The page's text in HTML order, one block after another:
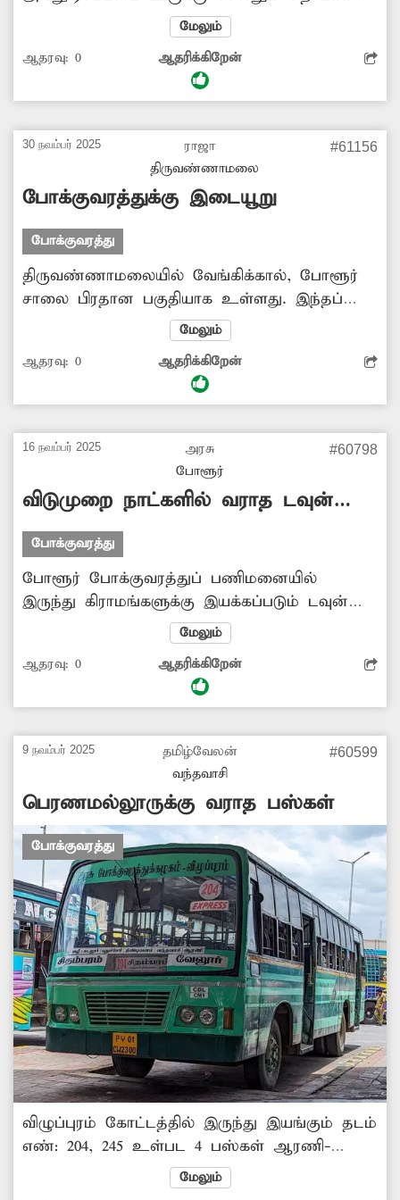
இடத்திலேயே ஆட்டோக்களை நிறுத்தி
பயணிகளை ஏற்றி இறக்குகின்றனர். இதனால்
விபத்துகள் ஏற்படுகின்றன. விபத்துகளை
தவிர்க்க ஆட்டோக்களை சிறிது தூரம் முன்னே
நடவடிக்கை எடுக்க வேண்டும். -டி.செல்வமணி,
மேலும்
ஆதரவு: 0 ஆதரிக்கிறேன்
30 நவம்பர் 2025
ராஜா
திருவண்ணாமலை
#61156
போக்குவரத்துக்கு இடையூறு
போக்குவரத்து
திருவண்ணாமலையில் வேங்கிக்கால், போளூர்
சாலை பிரதான பகுதியாக உள்ளது. இந்தப்
பகுதி காலை முதல் இரவு வரை அனைத்து
நேரத்திலும் போக்குவரத்து நிறைந்து
காணப்படும். ஓட்டல்கள், மளிகைக் கடைகள்
போன்றவற்றுக்கு மோட்டார் சைக்கிளில் வரும்
சாலையோரம் போக்குவரத்துக்கு இடையூறாக
நிறுத்திவிட்டு செல்கின்றனர். இதனால் விபத்து
ஏற்படும் அச்சம் உள்ளது. எனவே இதுகுறித்து
மாவட்ட காவல்துறை உரிய நடவடிக்கை எடுக்க
வேண்டும். - ராஜா, திருவண்ணாமலை.
மேலும்
ஆதரவு: 0 ஆதரிக்கிறேன்
16 நவம்பர் 2025
அரசு
போளூர்
#60798
விடுமுறை நாட்களில் வராத டவுன்
பஸ்கள்
போக்குவரத்து
போளூர் போக்குவரத்துப் பணிமனையில்
இருந்து கிராமங்களுக்கு இயக்கப்படும் டவுன்
பஸ்கள் சனி, ஞாயிற்றுக்கிழமை பள்ளி
மாணவர்களுக்கு விடுமுறை என காரணம் காட்டி
டவுன் பஸ்களை சிறப்பு பஸ்களாக வெளியூருக்கு
இயக்குகிறார்கள். இதனால் கிராமங்களுக்கு
உள்ளாகின்றனர். எனவே கிராமத்துக்கு
செல்லும் டவுன் பஸ்களை தடைபடாமல்
தொடர்ந்து இயக்க போக்குவரத்துக்கழக
அதிகாரிகள் நடவடிக்கை எடுப்பார்களா?
-அரசு, போளூர்.
மேலும்
ஆதரவு: 0 ஆதரிக்கிறேன்
9 நவம்பர் 2025
தமிழ்வேலன்
வந்தவாசி
#60599
பெரணமல்லூருக்கு வராத பஸ்கள்
போக்குவரத்து
விழுப்புரம் கோட்டத்தில் இருந்து இயங்கும் தடம்
எண்: 204, 245 உள்பட 4 பஸ்கள் ஆரணி-
வந்தவாசி சாலையில் உள்ள பெரணமல்லூர்
வழியாக செல்ல வேண்டும் என்ற ஆணையை
மேலும்